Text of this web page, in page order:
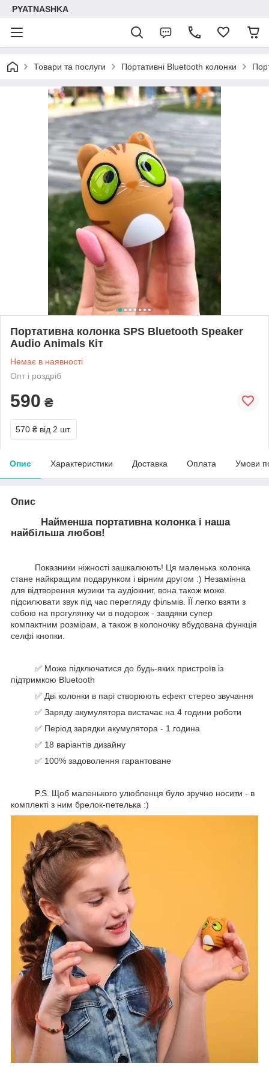
PYATNASHKA
Товари та послуги Портативні Bluetooth колонки
Портативна колонка SPS Bluetooth Speaker
Audio Animals Кіт
Немає в наявності
Опт і роздріб
590 ₴
570 ₴ від 2 шт.
Опис Характеристики Доставка Оплата Умови
Опис
Найменша портативна колонка і наша
найбільша любов!
Показники ніжності зашкалюють! Ця маленька колонка
стане найкращим подарунком і вірним другом :) Незамінна
для відтворення музики та аудіокниг, вона також може
підсилювати звук під час перегляду фільмів. ЇЇ легко взяти з
собою на прогулянку чи в подорож - завдяки супер
компактним розмірам, а також в колоночку вбудована функція
селфі кнопки.
✅ Може підключатися до будь-яких пристроїв із
підтримкою Bluetooth
✅ Дві колонки в парі створюють ефект стерео звучання
✅ Заряду акумулятора вистачає на 4 години роботи
✅ Період зарядки акумулятора - 1 година
✅ 18 варіантів дизайну
✅ 100% задоволення гарантоване
P.S. Щоб маленького улюбленця було зручно носити - в
комплекті з ним брелок-петелька :)